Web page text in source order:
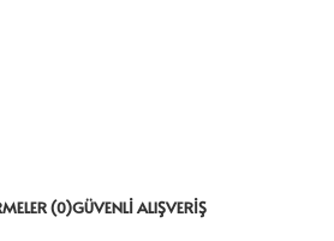
(0)GÜVENLI ALIŞVERIŞ